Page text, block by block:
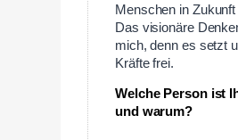
Menschen in Zukunft
Das visionäre
mich, denn es setzt
Kräfte frei.
Welche Person ist
und warum?